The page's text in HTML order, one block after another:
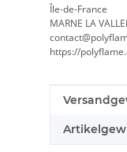
Île-de-France
MARNE LA
https://
Wert